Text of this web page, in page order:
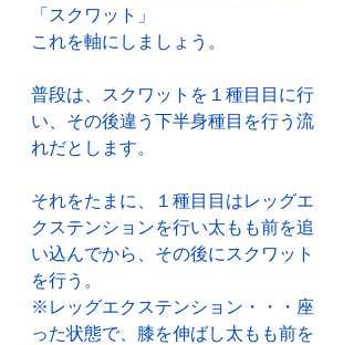
「スクワット」
これを軸にしましょう。
普段は、スクワットを１種目目に行
い、その後違う下半身種目を行う流
れだとします。
それをたまに、１種目目はレッグエ
クステンションを行い太もも前を追
い込んでから、その後にスクワット
を行う。
※レッグエクステンション・・・座
った状態で、膝を伸ばし太もも前を